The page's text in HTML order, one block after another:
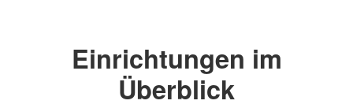
Einrichtungen im
Überblick